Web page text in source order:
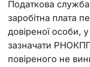
Податкова
заробітна плата
довіреної особи,
зазначати
повіреного не